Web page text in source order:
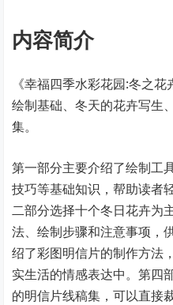
内容简介
《幸福四季水彩花园:冬之
绘制基础、冬天的花卉写生
集。
第一部分主要介绍了绘制工
技巧等基础知识，帮助读者
二部分选择十个冬日花卉为
法、绘制步骤和注意事项，
绍了彩图明信片的制作方法
实生活的情感表达中。第四
的明信片线稿集，可以直接